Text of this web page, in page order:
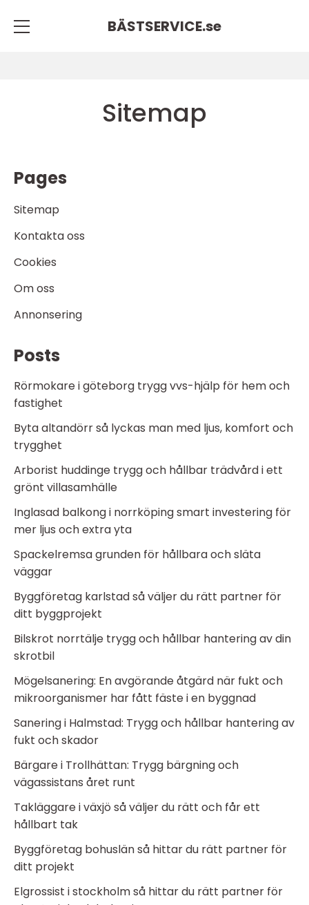
BÄSTSERVICE.se
Sitemap
Pages
Sitemap
Kontakta oss
Cookies
Om oss
Annonsering
Posts
Rörmokare i göteborg trygg vvs-hjälp för hem och
fastighet
Byta altandörr så lyckas man med ljus, komfort och
trygghet
Arborist huddinge trygg och hållbar trädvård i ett
grönt villasamhälle
Inglasad balkong i norrköping smart investering för
mer ljus och extra yta
Spackelremsa grunden för hållbara och släta
väggar
Byggföretag karlstad så väljer du rätt partner för
ditt byggprojekt
Bilskrot norrtälje trygg och hållbar hantering av din
skrotbil
Mögelsanering: En avgörande åtgärd när fukt och
mikroorganismer har fått fäste i en byggnad
Sanering i Halmstad: Trygg och hållbar hantering av
fukt och skador
Bärgare i Trollhättan: Trygg bärgning och
vägassistans året runt
Takläggare i växjö så väljer du rätt och får ett
hållbart tak
Byggföretag bohuslän så hittar du rätt partner för
ditt projekt
Elgrossist i stockholm så hittar du rätt partner för